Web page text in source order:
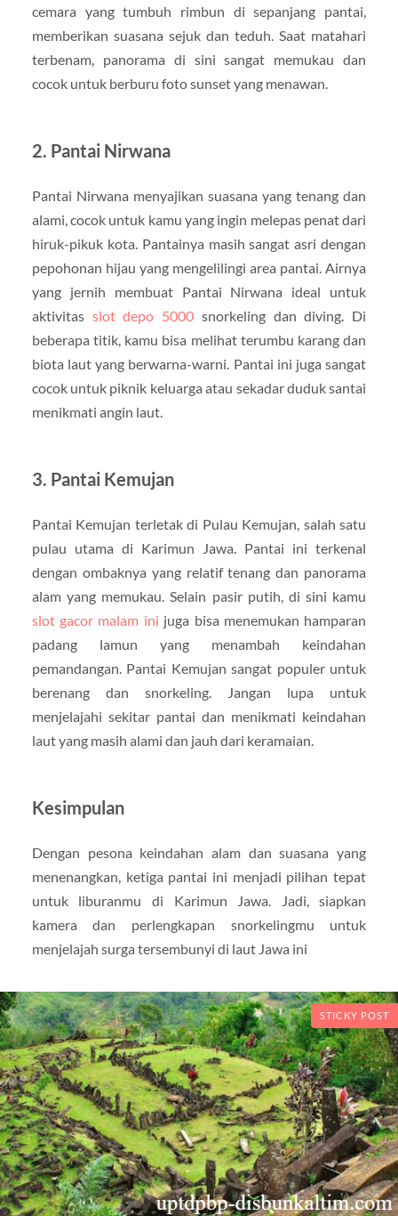
cemara yang tumbuh rimbun di sepanjang pantai,
memberikan suasana sejuk dan teduh. Saat matahari
terbenam, panorama di sini sangat memukau dan
cocok untuk berburu foto sunset yang menawan.
2. Pantai Nirwana
Pantai Nirwana menyajikan suasana yang tenang dan
alami, cocok untuk kamu yang ingin melepas penat dari
hiruk-pikuk kota. Pantainya masih sangat asri dengan
pepohonan hijau yang mengelilingi area pantai. Airnya
yang jernih membuat Pantai Nirwana ideal untuk
aktivitas slot depo 5000 snorkeling dan diving. Di
beberapa titik, kamu bisa melihat terumbu karang dan
biota laut yang berwarna-warni. Pantai ini juga sangat
cocok untuk piknik keluarga atau sekadar duduk santai
menikmati angin laut.
3. Pantai Kemujan
Pantai Kemujan terletak di Pulau Kemujan, salah satu
pulau utama di Karimun Jawa. Pantai ini terkenal
dengan ombaknya yang relatif tenang dan panorama
alam yang memukau. Selain pasir putih, di sini kamu
slot gacor malam ini juga bisa menemukan hamparan
padang lamun yang menambah keindahan
pemandangan. Pantai Kemujan sangat populer untuk
berenang dan snorkeling. Jangan lupa untuk
menjelajahi sekitar pantai dan menikmati keindahan
laut yang masih alami dan jauh dari keramaian.
Kesimpulan
Dengan pesona keindahan alam dan suasana yang
menenangkan, ketiga pantai ini menjadi pilihan tepat
untuk liburanmu di Karimun Jawa. Jadi, siapkan
kamera dan perlengkapan snorkelingmu untuk
menjelajah surga tersembunyi di laut Jawa ini
STICKY POST